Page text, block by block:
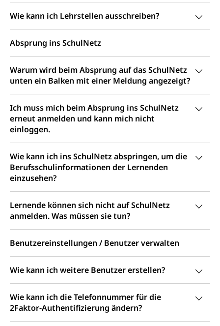
Wie kann ich Lehrstellen ausschreiben?
Absprung ins SchulNetz
Warum wird beim Absprung auf das SchulNetz
unten ein Balken mit einer Meldung angezeigt?
Ich muss mich beim Absprung ins SchulNetz
erneut anmelden und kann mich nicht
einloggen.
Wie kann ich ins SchulNetz abspringen, um die
Berufsschulinformationen der Lernenden
einzusehen?
Lernende können sich nicht auf SchulNetz
anmelden. Was müssen sie tun?
Benutzereinstellungen / Benutzer verwalten
Wie kann ich weitere Benutzer erstellen?
Wie kann ich die Telefonnummer für die
2Faktor-Authentifizierung ändern?
Schienenverkehr, Zugverkehr, Bahnverkehr,
Transportmittel, öffentlicher Verkehr
Öffentlicher Verkehr Luzern Mobil
Schifffahrt
Schiffsverkehr, Binnenschifffahrt, Seeschifffahrt,
Flussschifffahrt
Autoverkehr, Lastwagenverkehr, Schwerverkehr,
leistungsabhängige Schwerverkehrsabgabe,
Langsamverkehr, Transportmittel, Auto, Motorrad,
Individualverkehr
zentras (Betrieb und Unterhalt LU, OW, NW,
Strassenverkehrsamt
Verkehr und Infrastruktur vif
Kantonsstrassen
Zivilstand
Geburt, Heirat, Ehe, Partnerschaft, Tod,
Zivilstandswesen
Adoption
Adoptivkind, Adoptiveltern, Adoptionsvermittlung,
Adoptionsverfahren, elterliche Gewalt, elterliche
Sorge
Adoption
Aufenthaltsbewilligungen